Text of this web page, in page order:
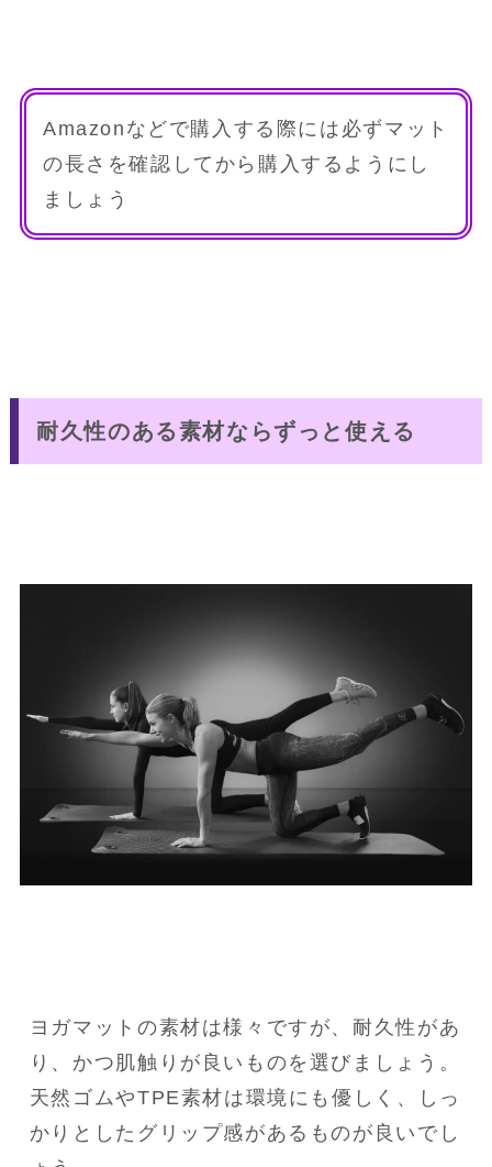
Amazonなどで購入する際には必ずマット
の長さを確認してから購入するようにし
ましょう
耐久性のある素材ならずっと使える
ヨガマットの素材は様々ですが、耐久性があ
り、かつ肌触りが良いものを選びましょう。
天然ゴムやTPE素材は環境にも優しく、しっ
かりとしたグリップ感があるものが良いでし